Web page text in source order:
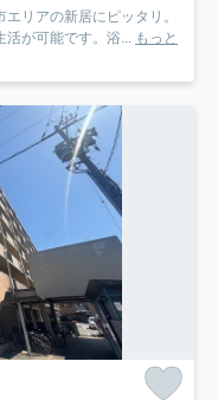
リアの新居にピッタリ。
活が可能です。浴... もっと